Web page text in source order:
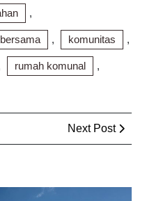
,
, komunitas ,
rumah komunal ,
Next Post
Next
Post